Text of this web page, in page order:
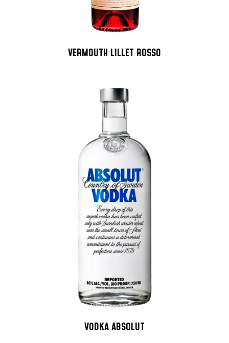
VERMOUTH LILLET ROSSO
VODKA ABSOLUT